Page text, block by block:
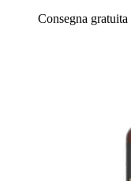
Consegna